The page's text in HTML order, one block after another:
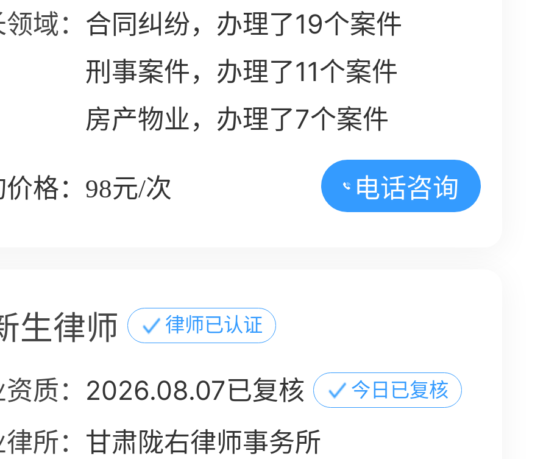
域： 合同纠纷，办理了19个案件
刑事案件，办理了11个案件
房产物业，办理了7个案件
格：98元/次 电话咨询
生律师 律师已认证
质： 2026.08.07已复核 今日已复核
所： 甘肃陇右律师事务所